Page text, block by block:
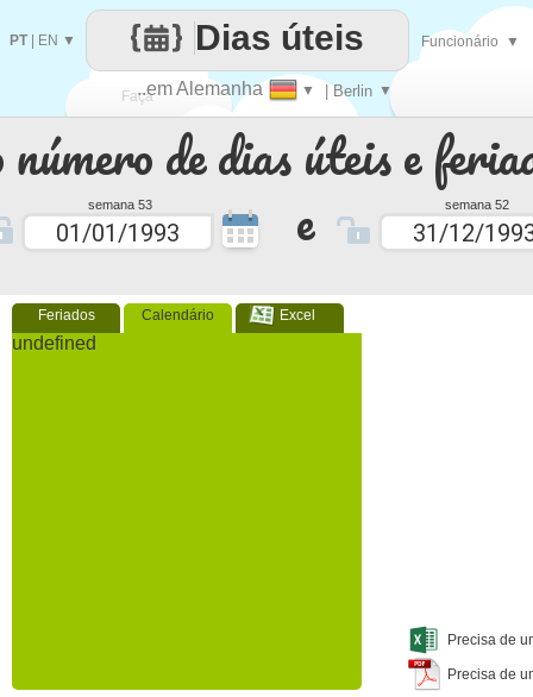
de dias úteis e
semana 53 e semana 52
Feriados Calendário Excel
undefined
Precisa de
Precisa de
Faça
cada
..em Alemanha ▼ | Berlin ▼
Dias úteis
PT| EN ▼ Funcionário ▼